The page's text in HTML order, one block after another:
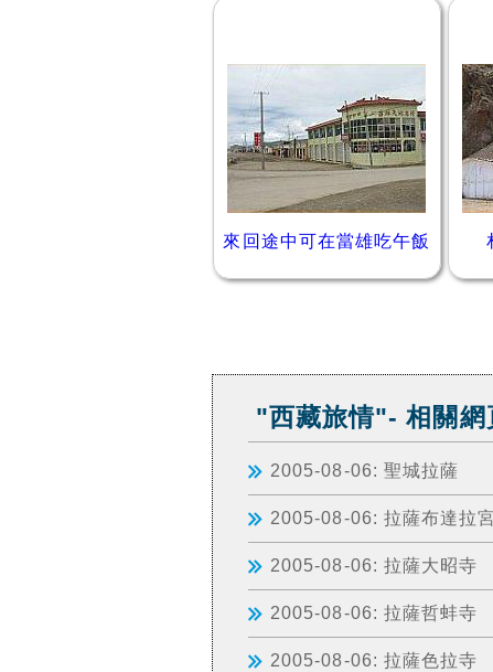
來回途中可在當雄吃午飯
"西藏旅情"- 相關網
2005-08-06: 聖城拉薩
2005-08-06: 拉薩布達拉宮
2005-08-06: 拉薩大昭寺
2005-08-06: 拉薩哲蚌寺
2005-08-06: 拉薩色拉寺